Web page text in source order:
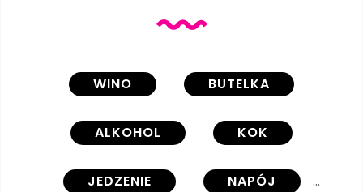
WINO BUTELKA
ALKOHOL KOK
JEDZENIE NAPÓJ